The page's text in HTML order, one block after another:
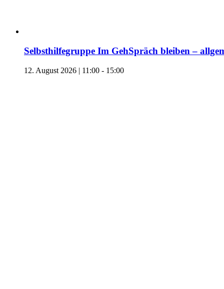
Selbsthilfegruppe Im GehSpräch bleiben –
12. August 2026 | 11:00 - 15:00